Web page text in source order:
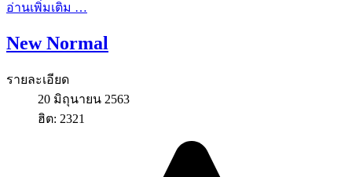
อ่านเพิ่มเติม …
New Normal
รายละเอียด
20 มิถุนายน 2563
ฮิต: 2321